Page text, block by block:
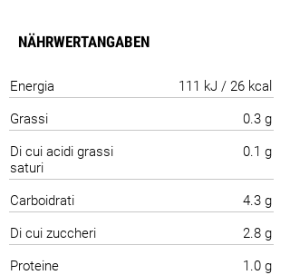
NÄHRWERTANGABEN
Energia
111 kJ / 26 kcal
Grassi
0.3 g
Di cui acidi grassi
saturi
0.1 g
Carboidrati
4.3 g
Di cui zuccheri
2.8 g
Proteine
1.0 g